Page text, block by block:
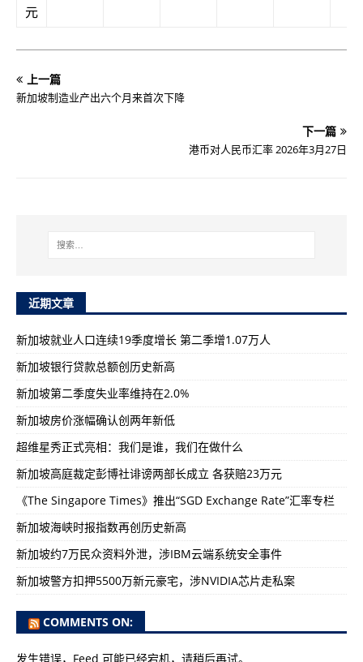
元
上一篇
新加坡制造业产出六个月来首次下降
下一篇
港币对人民币汇率 2026年3月27日
近期文章
新加坡就业人口连续19季度增长 第二季增1.07万人
新加坡银行贷款总额创历史新高
新加坡第二季度失业率维持在2.0%
新加坡房价涨幅确认创两年新低
超维星秀正式亮相：我们是谁，我们在做什么
新加坡高庭裁定彭博社诽谤两部长成立 各获赔23万元
《The Singapore Times》推出“SGD Exchange Rate”汇率专栏
新加坡海峡时报指数再创历史新高
新加坡约7万民众资料外泄，涉IBM云端系统安全事件
新加坡警方扣押5500万新元豪宅，涉NVIDIA芯片走私案
COMMENTS ON:
发生错误，Feed 可能已经宕机，请稍后再试。